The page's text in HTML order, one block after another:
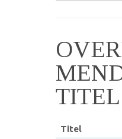
Titel